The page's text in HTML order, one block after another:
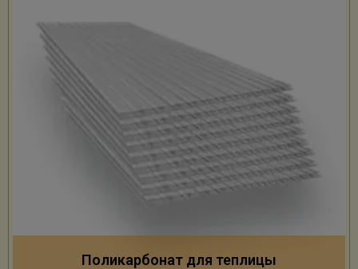
Поликарбонат для теплицы